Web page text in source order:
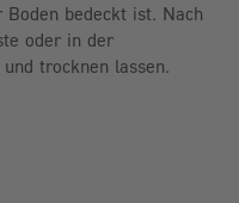
bedeckt ist. Nach
oder in der
trocknen lassen.